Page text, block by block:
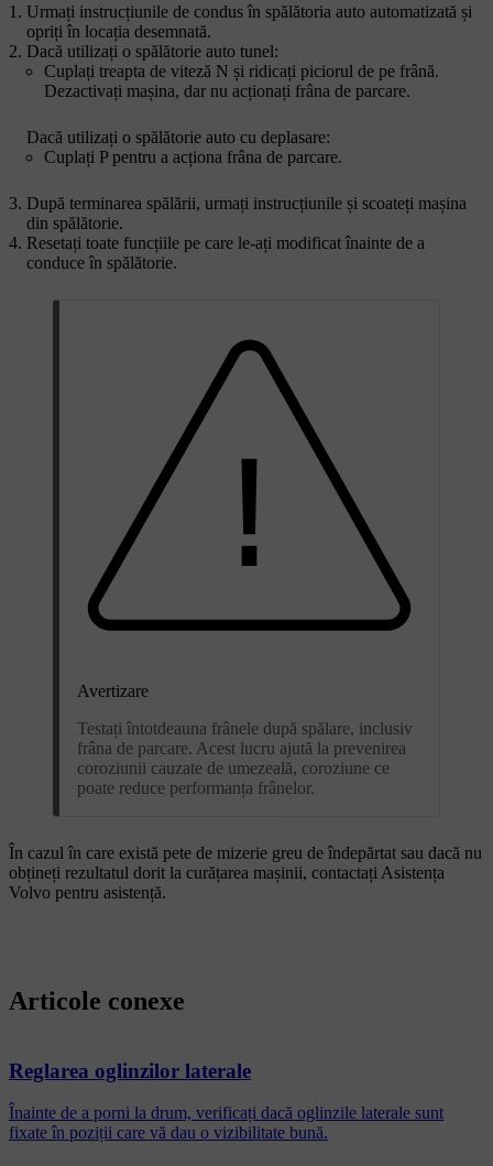
Urmați instrucțiunile de condus în spălătoria auto automatizată și
opriți în locația desemnată.
Dacă utilizați o spălătorie auto tunel:
Cuplați treapta de viteză N și ridicați piciorul de pe frână.
Dezactivați mașina, dar nu acționați frâna de parcare.
Dacă utilizați o spălătorie auto cu deplasare:
Cuplați P pentru a acționa frâna de parcare.
După terminarea spălării, urmați instrucțiunile și scoateți mașina
din spălătorie.
Resetați toate funcțiile pe care le-ați modificat înainte de a
conduce în spălătorie.
Avertizare
Testați întotdeauna frânele după spălare, inclusiv
frâna de parcare. Acest lucru ajută la prevenirea
coroziunii cauzate de umezeală, coroziune ce
poate reduce performanța frânelor.
În cazul în care există pete de mizerie greu de îndepărtat sau dacă nu
obțineți rezultatul dorit la curățarea mașinii, contactați Asistența
Volvo pentru asistență.
Articole conexe
Reglarea oglinzilor laterale
Înainte de a porni la drum, verificați dacă oglinzile laterale sunt
fixate în poziții care vă dau o vizibilitate bună.